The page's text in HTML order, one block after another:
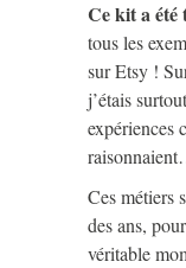
Ce kit a été
tous les
sur Etsy !
j’étais
expériences
Ces métiers
des ans,
véritable